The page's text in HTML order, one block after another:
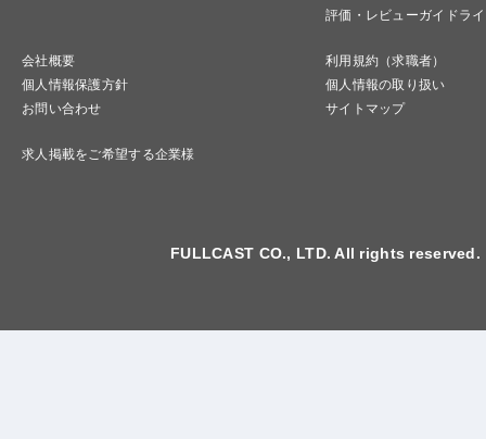
評価・レビューガイドラ
会社概要
利用規約（求職者）
個人情報保護方針
個人情報の取り扱い
お問い合わせ
サイトマップ
求人掲載をご希望する企業様
FULLCAST CO., LTD. All rights reserved.